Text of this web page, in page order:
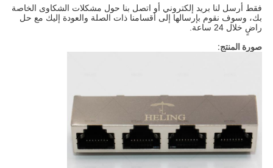
فقط أرسل لنا بريد إلكتروني أو اتصل بنا حول مشكلات الشكاوى الخاصة
بك، وسوف نقوم بإرسالها إلى أقسامنا ذات الصلة والعودة إليك مع حل
راضٍ خلال 24 ساعة.
صورة المنتج: